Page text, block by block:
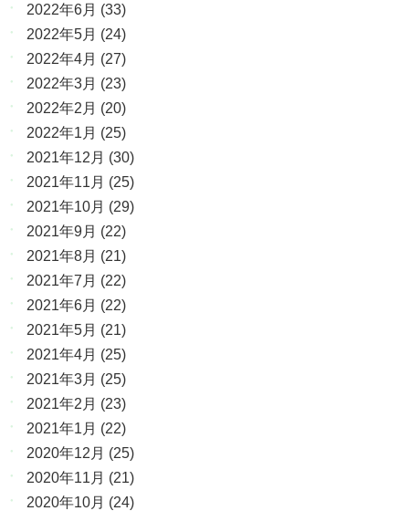
2022年6月 (33)
2022年5月 (24)
2022年4月 (27)
2022年3月 (23)
2022年2月 (20)
2022年1月 (25)
2021年12月 (30)
2021年11月 (25)
2021年10月 (29)
2021年9月 (22)
2021年8月 (21)
2021年7月 (22)
2021年6月 (22)
2021年5月 (21)
2021年4月 (25)
2021年3月 (25)
2021年2月 (23)
2021年1月 (22)
2020年12月 (25)
2020年11月 (21)
2020年10月 (24)